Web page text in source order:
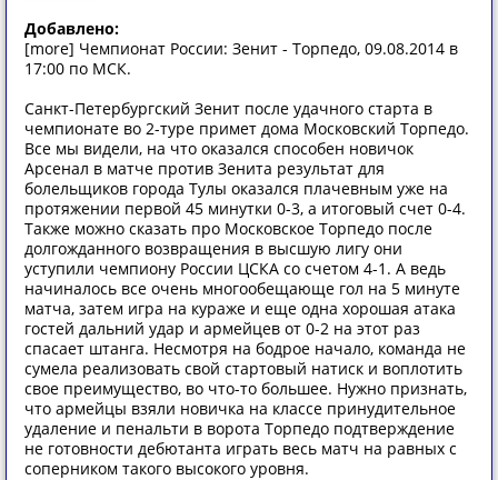
Добавлено:
[more] Чемпионат России: Зенит - Торпедо, 09.08.2014 в
17:00 по МСК.
Санкт-Петербургский Зенит после удачного старта в
чемпионате во 2-туре примет дома Московский Торпедо.
Все мы видели, на что оказался способен новичок
Арсенал в матче против Зенита результат для
болельщиков города Тулы оказался плачевным уже на
протяжении первой 45 минутки 0-3, а итоговый счет 0-4.
Также можно сказать про Московское Торпедо после
долгожданного возвращения в высшую лигу они
уступили чемпиону России ЦСКА со счетом 4-1. А ведь
начиналось все очень многообещающе гол на 5 минуте
матча, затем игра на кураже и еще одна хорошая атака
гостей дальний удар и армейцев от 0-2 на этот раз
спасает штанга. Несмотря на бодрое начало, команда не
сумела реализовать свой стартовый натиск и воплотить
свое преимущество, во что-то большее. Нужно признать,
что армейцы взяли новичка на классе принудительное
удаление и пенальти в ворота Торпедо подтверждение
не готовности дебютанта играть весь матч на равных с
соперником такого высокого уровня.